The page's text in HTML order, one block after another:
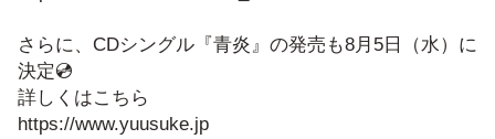
さらに、CDシングル『青炎』の発売も8月5日（水）に
決定💿️
詳しくはこちら
https://www.yuusuke.jp